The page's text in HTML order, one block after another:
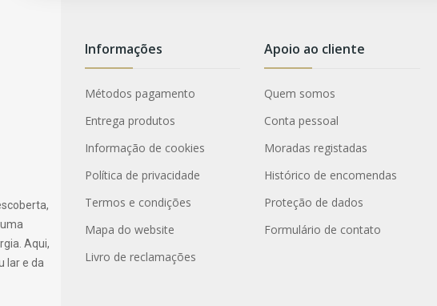
Aqui,
lar e da
Informações
Métodos pagamento
Entrega produtos
Informação de cookies
Política de privacidade
Termos e condições
Mapa do website
Livro de reclamações
Apoio ao cliente
Quem somos
Conta pessoal
Moradas registadas
Histórico de encomendas
Proteção de dados
Formulário de contato